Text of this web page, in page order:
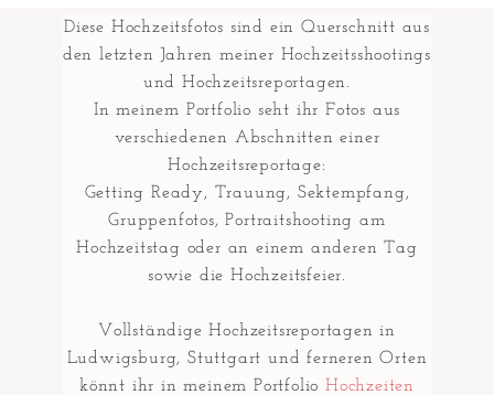
Diese Hochzeitsfotos sind ein Querschnitt aus
den letzten Jahren meiner Hochzeitsshootings
und Hochzeitsreportagen.
In meinem Portfolio seht ihr Fotos aus
verschiedenen Abschnitten einer
Hochzeitsreportage:
Getting Ready, Trauung, Sektempfang,
Gruppenfotos, Portraitshooting am
Hochzeitstag oder an einem anderen Tag
sowie die Hochzeitsfeier.
Vollständige Hochzeitsreportagen in
Ludwigsburg, Stuttgart und ferneren Orten
könnt ihr in meinem Portfolio Hochzeiten